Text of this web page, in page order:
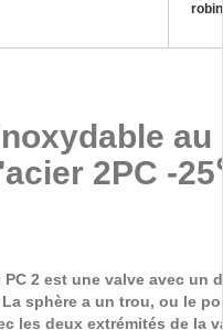
2PC -
2 est une valve avec un
sphère a un trou, ou le
les deux extrémités de la